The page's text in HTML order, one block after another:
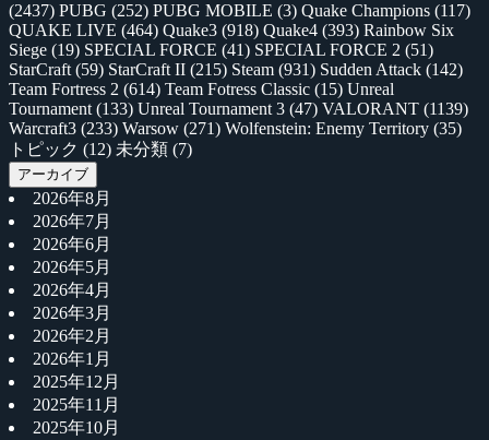
(2437) PUBG (252) PUBG MOBILE (3) Quake Champions (117)
QUAKE LIVE (464) Quake3 (918) Quake4 (393) Rainbow Six
Siege (19) SPECIAL FORCE (41) SPECIAL FORCE 2 (51)
StarCraft (59) StarCraft II (215) Steam (931) Sudden Attack (142)
Team Fortress 2 (614) Team Fotress Classic (15) Unreal
Tournament (133) Unreal Tournament 3 (47) VALORANT (1139)
Warcraft3 (233) Warsow (271) Wolfenstein: Enemy Territory (35)
トピック (12) 未分類 (7)
アーカイブ
2026年8月
2026年7月
2026年6月
2026年5月
2026年4月
2026年3月
2026年2月
2026年1月
2025年12月
2025年11月
2025年10月